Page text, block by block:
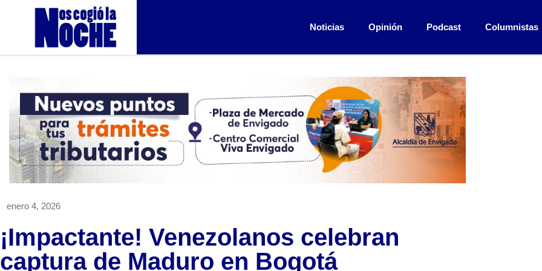
Noticias Opinión Podcast Columnistas
enero 4, 2026
¡Impactante! Venezolanos celebran
captura de Maduro en Bogotá